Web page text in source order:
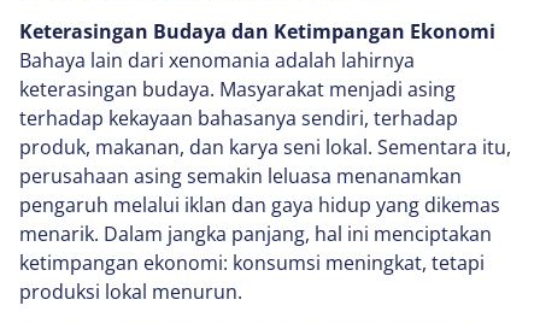
Keterasingan Budaya dan Ketimpangan Ekonomi
Bahaya lain dari xenomania adalah lahirnya
keterasingan budaya. Masyarakat menjadi asing
terhadap kekayaan bahasanya sendiri, terhadap
produk, makanan, dan karya seni lokal. Sementara itu,
perusahaan asing semakin leluasa menanamkan
pengaruh melalui iklan dan gaya hidup yang dikemas
menarik. Dalam jangka panjang, hal ini menciptakan
ketimpangan ekonomi: konsumsi meningkat, tetapi
produksi lokal menurun.